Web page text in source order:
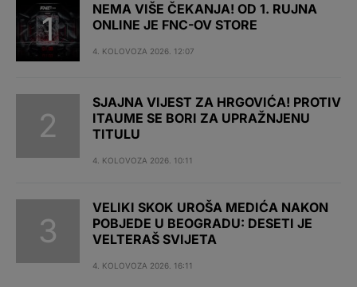
NEMA VIŠE ČEKANJA! OD 1. RUJNA
ONLINE JE FNC-OV STORE
4. KOLOVOZA 2026. 12:07
SJAJNA VIJEST ZA HRGOVIĆA! PROTIV
ITAUME SE BORI ZA UPRAŽNJENU
TITULU
4. KOLOVOZA 2026. 10:11
VELIKI SKOK UROŠA MEDIĆA NAKON
POBJEDE U BEOGRADU: DESETI JE
VELTERAŠ SVIJETA
4. KOLOVOZA 2026. 16:11